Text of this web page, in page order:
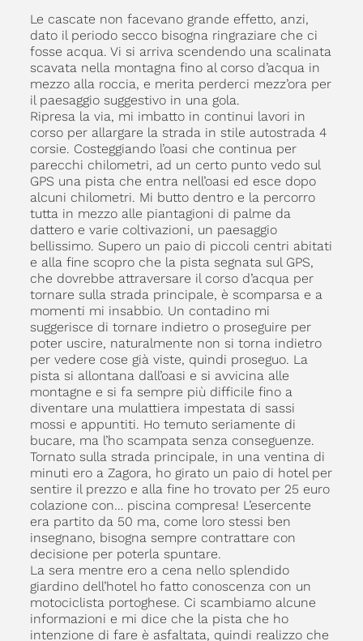
Le cascate non facevano grande effetto, anzi,
dato il periodo secco bisogna ringraziare che ci
fosse acqua. Vi si arriva scendendo una scalinata
scavata nella montagna fino al corso d’acqua in
mezzo alla roccia, e merita perderci mezz’ora per
il paesaggio suggestivo in una gola.
Ripresa la via, mi imbatto in continui lavori in
corso per allargare la strada in stile autostrada 4
corsie. Costeggiando l’oasi che continua per
parecchi chilometri, ad un certo punto vedo sul
GPS una pista che entra nell’oasi ed esce dopo
alcuni chilometri. Mi butto dentro e la percorro
tutta in mezzo alle piantagioni di palme da
dattero e varie coltivazioni, un paesaggio
bellissimo. Supero un paio di piccoli centri abitati
e alla fine scopro che la pista segnata sul GPS,
che dovrebbe attraversare il corso d’acqua per
tornare sulla strada principale, è scomparsa e a
momenti mi insabbio. Un contadino mi
suggerisce di tornare indietro o proseguire per
poter uscire, naturalmente non si torna indietro
per vedere cose già viste, quindi proseguo. La
pista si allontana dall’oasi e si avvicina alle
montagne e si fa sempre più difficile fino a
diventare una mulattiera impestata di sassi
mossi e appuntiti. Ho temuto seriamente di
bucare, ma l’ho scampata senza conseguenze.
Tornato sulla strada principale, in una ventina di
minuti ero a Zagora, ho girato un paio di hotel per
sentire il prezzo e alla fine ho trovato per 25 euro
colazione con… piscina compresa! L’esercente
era partito da 50 ma, come loro stessi ben
insegnano, bisogna sempre contrattare con
decisione per poterla spuntare.
La sera mentre ero a cena nello splendido
giardino dell’hotel ho fatto conoscenza con un
motociclista portoghese. Ci scambiamo alcune
informazioni e mi dice che la pista che ho
intenzione di fare è asfaltata, quindi realizzo che